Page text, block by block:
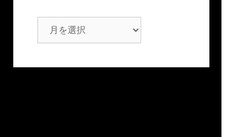
ー